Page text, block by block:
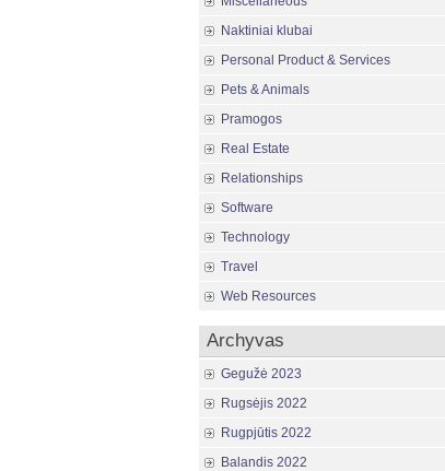
Naktiniai klubai
Personal Product & Services
Pets & Animals
Pramogos
Real Estate
Relationships
Software
Technology
Travel
Web Resources
Archyvas
Gegužė 2023
Rugsėjis 2022
Rugpjūtis 2022
Balandis 2022